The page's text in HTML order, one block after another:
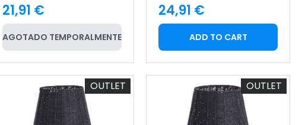
Price
21,91 €
AGOTADO TEMPORALMENTE
Price
24,91 €
ADD TO CART
OUTLET OUTLET